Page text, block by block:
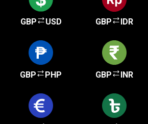
GBP USD GBP IDR
GBP PHP GBP INR